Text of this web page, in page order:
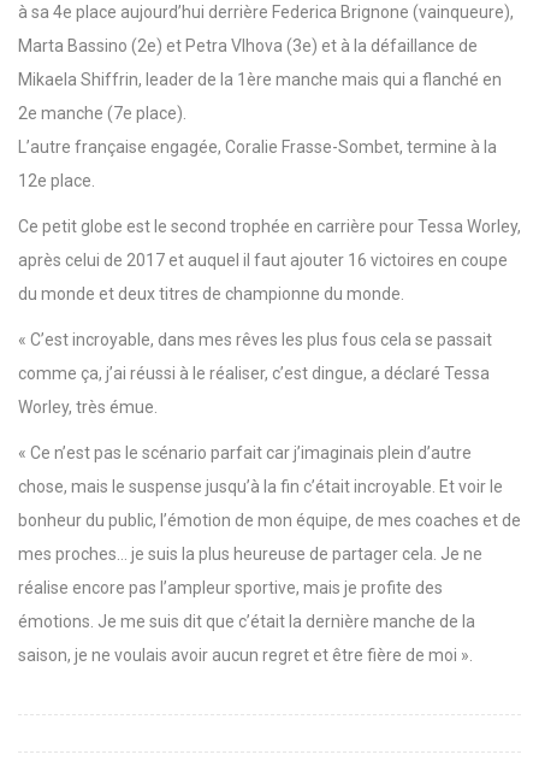
à sa 4e place aujourd’hui derrière Federica Brignone (vainqueure),
Marta Bassino (2e) et Petra Vlhova (3e) et à la défaillance de
Mikaela Shiffrin, leader de la 1ère manche mais qui a flanché en
2e manche (7e place).
L’autre française engagée, Coralie Frasse-Sombet, termine à la
12e place.
Ce petit globe est le second trophée en carrière pour Tessa Worley,
après celui de 2017 et auquel il faut ajouter 16 victoires en coupe
du monde et deux titres de championne du monde.
« C’est incroyable, dans mes rêves les plus fous cela se passait
comme ça, j’ai réussi à le réaliser, c’est dingue, a déclaré Tessa
Worley, très émue.
« Ce n’est pas le scénario parfait car j’imaginais plein d’autre
chose, mais le suspense jusqu’à la fin c’était incroyable. Et voir le
bonheur du public, l’émotion de mon équipe, de mes coaches et de
mes proches… je suis la plus heureuse de partager cela. Je ne
réalise encore pas l’ampleur sportive, mais je profite des
émotions. Je me suis dit que c’était la dernière manche de la
saison, je ne voulais avoir aucun regret et être fière de moi ».